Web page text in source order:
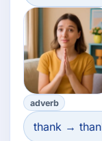
adverb
thank →